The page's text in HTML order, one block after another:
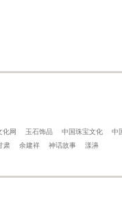
化网 玉石饰品 中国珠宝文化 中
肃 余建祥 神话故事 漾濞